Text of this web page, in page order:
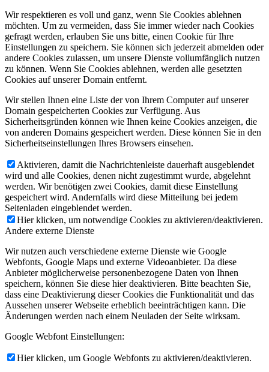
Wir respektieren es voll und ganz, wenn Sie Cookies ablehnen
möchten. Um zu vermeiden, dass Sie immer wieder nach Cookies
gefragt werden, erlauben Sie uns bitte, einen Cookie für Ihre
Einstellungen zu speichern. Sie können sich jederzeit abmelden oder
andere Cookies zulassen, um unsere Dienste vollumfänglich nutzen
zu können. Wenn Sie Cookies ablehnen, werden alle gesetzten
Cookies auf unserer Domain entfernt.
Wir stellen Ihnen eine Liste der von Ihrem Computer auf unserer
Domain gespeicherten Cookies zur Verfügung. Aus
Sicherheitsgründen können wie Ihnen keine Cookies anzeigen, die
von anderen Domains gespeichert werden. Diese können Sie in den
Sicherheitseinstellungen Ihres Browsers einsehen.
Aktivieren, damit die Nachrichtenleiste dauerhaft ausgeblendet
wird und alle Cookies, denen nicht zugestimmt wurde, abgelehnt
werden. Wir benötigen zwei Cookies, damit diese Einstellung
gespeichert wird. Andernfalls wird diese Mitteilung bei jedem
Seitenladen eingeblendet werden.
Hier klicken, um notwendige Cookies zu aktivieren/deaktivieren.
Andere externe Dienste
Wir nutzen auch verschiedene externe Dienste wie Google
Webfonts, Google Maps und externe Videoanbieter. Da diese
Anbieter möglicherweise personenbezogene Daten von Ihnen
speichern, können Sie diese hier deaktivieren. Bitte beachten Sie,
dass eine Deaktivierung dieser Cookies die Funktionalität und das
Aussehen unserer Webseite erheblich beeinträchtigen kann. Die
Änderungen werden nach einem Neuladen der Seite wirksam.
Google Webfont Einstellungen:
Hier klicken, um Google Webfonts zu aktivieren/deaktivieren.